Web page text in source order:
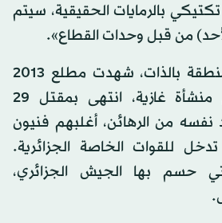
بالرمايات الحقيقية، سيتم
من قبل وحدات القطاع».
يشار إلى أن هذه المنطقة بالذات، شهدت مطلع 2013
هجوماً إرهابياً على منشأة غازية، انتهى بمقتل 29
نفسه من الرهائن، أغلبهم فنيون
للقوات الخاصة الجزائرية.
حسم بها الجيش الجزائري،